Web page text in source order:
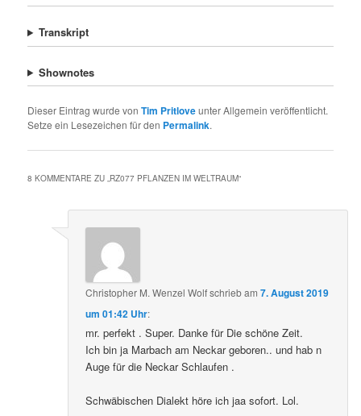
Transkript
Shownotes
Dieser Eintrag wurde vonTim Pritloveunter Allgemein veröffentlicht.
Setze ein Lesezeichen für den Permalink.
8 KOMMENTARE ZU „ RZ077 PFLANZEN IM WELTRAUM“
Christopher M. Wenzel Wolfschriebam7. August 2019
um 01:42 Uhr:
mr. perfekt . Super. Danke für Die schöne Zeit.
Ich bin ja Marbach am Neckar geboren.. und hab n
Auge für die Neckar Schlaufen .
Schwäbischen Dialekt höre ich jaa sofort. Lol.